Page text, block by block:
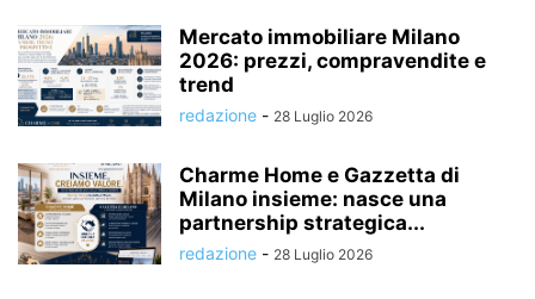
Mercato immobiliare Milano
2026: prezzi, compravendite e
trend
redazione - 28 Luglio 2026
Charme Home e Gazzetta di
Milano insieme: nasce una
partnership strategica...
redazione - 28 Luglio 2026